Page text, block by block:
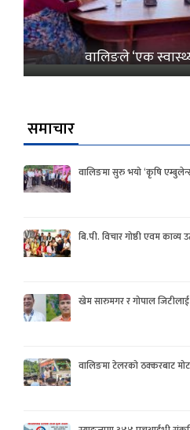
वालिङले ‘एक
समाचार
वालिङमा सुरु भयो ‘कृषि
बि.पी. विचार गोष्ठी एवम काव्य
खेम सारुमगर र गोपाल जिटीलाई
वालिङमा टेलरको ठक्करबाट